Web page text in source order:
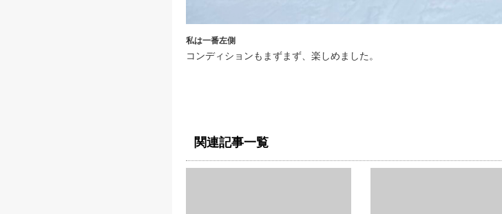
私は一番左側
コンディションもまずまず、楽しめました。
関連記事一覧